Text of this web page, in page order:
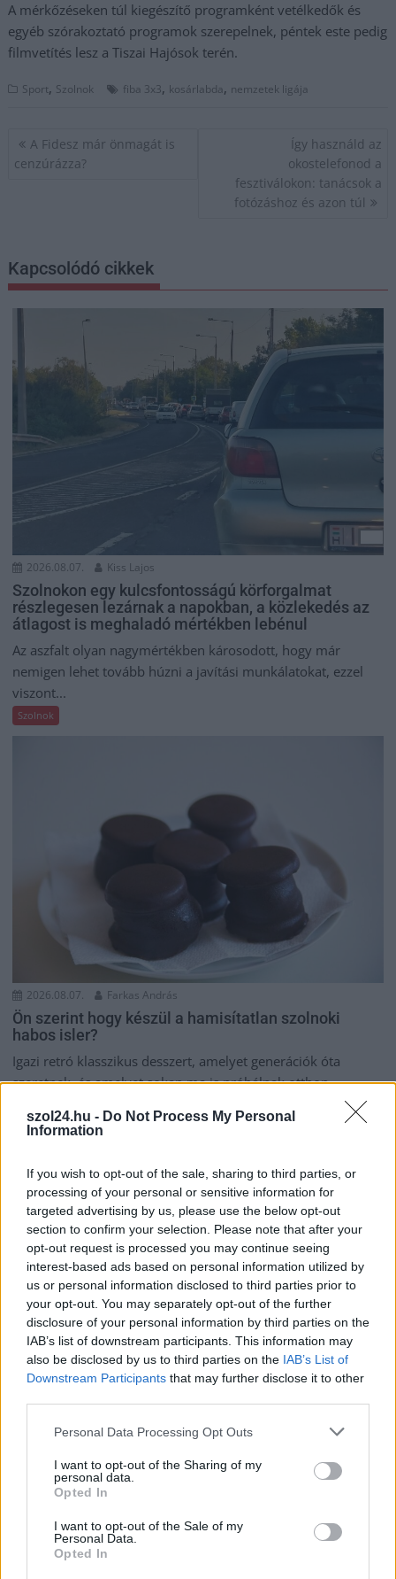
szol24.hu - Do Not Process My Personal
Information
If you wish to opt-out of the sale, sharing to third parties, or
processing of your personal or sensitive information for
targeted advertising by us, please use the below opt-out
section to confirm your selection. Please note that after your
opt-out request is processed you may continue seeing
interest-based ads based on personal information utilized by
us or personal information disclosed to third parties prior to
your opt-out. You may separately opt-out of the further
disclosure of your personal information by third parties on the
IAB’s list of downstream participants. This information may
also be disclosed by us to third parties on the IAB’s List of
Downstream Participants that may further disclose it to other
Please note that this website/app uses one or more Google
not limited to your visit or usage behaviour. You may click to
grant or deny consent to Google and its third-party tags to
use your data for below specified purposes in below Google
consent section.
Personal Data Processing Opt Outs
I want to opt-out of the Sharing of my
personal data.
Opted In
I want to opt-out of the Sale of my
Personal Data.
Opted In
A mérkőzéseken túl kiegészítő programként vetélkedők és
egyéb szórakoztató programok szerepelnek, péntek este pedig
filmvetítés lesz a Tiszai Hajósok terén.
Sport, Szolnok fiba 3x3, kosárlabda, nemzetek ligája
Bejegyzés
navigáció
A Fidesz már önmagát is
cenzúrázza?
Így használd az
okostelefonod a
fesztiválokon: tanácsok a
fotózáshoz és azon túl
Kapcsolódó cikkek
2026.08.07. Kiss Lajos
Szolnokon egy kulcsfontosságú körforgalmat
részlegesen lezárnak a napokban, a közlekedés az
átlagost is meghaladó mértékben lebénul
Az aszfalt olyan nagymértékben károsodott, hogy már
nemigen lehet tovább húzni a javítási munkálatokat, ezzel
viszont...
Szolnok
2026.08.07. Farkas András
Ön szerint hogy készül a hamisítatlan szolnoki
habos isler?
Igazi retró klasszikus desszert, amelyet generációk óta
szeretnek, és amelyet sokan ma is próbálnak otthon
Szolnok
2026.08.07. Horváth Zsolt
Györfi Mihály több tucat vállalkozással egyeztetett
Rövid idő alatt számos vállalkozás jelezte, hogy segítene
azoknak a munkavállalóknak, akik a tószegi kerékpárgyár